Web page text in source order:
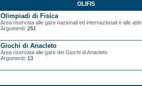
OLIFIS
Olimpiadi di Fisica
Area riservata alle gare nazionali ed internazionali e alle
Argomenti: 251
Giochi di Anacleto
Area riservata alle gare dei Giochi di Anacleto
Argomenti: 13